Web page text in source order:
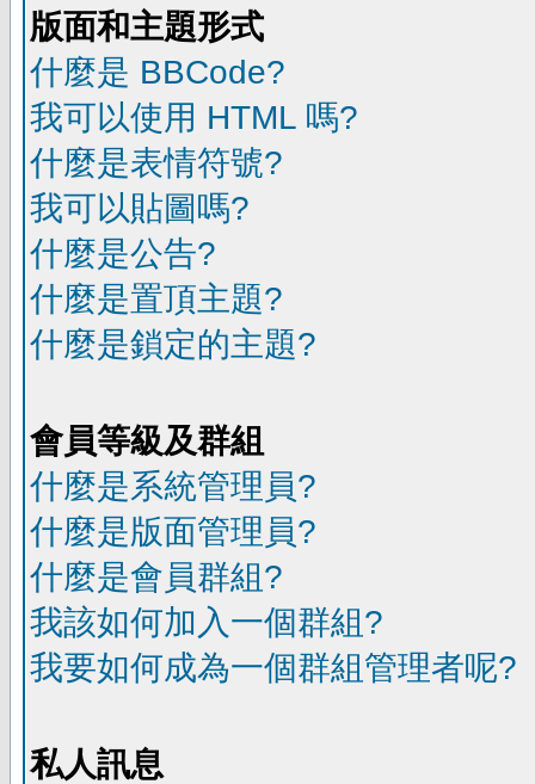
版面和主題形式
什麼是 BBCode?
我可以使用 HTML 嗎?
什麼是表情符號?
我可以貼圖嗎?
什麼是公告?
什麼是置頂主題?
什麼是鎖定的主題?
會員等級及群組
什麼是系統管理員?
什麼是版面管理員?
什麼是會員群組?
我該如何加入一個群組?
我要如何成為一個群組管理者呢?
私人訊息